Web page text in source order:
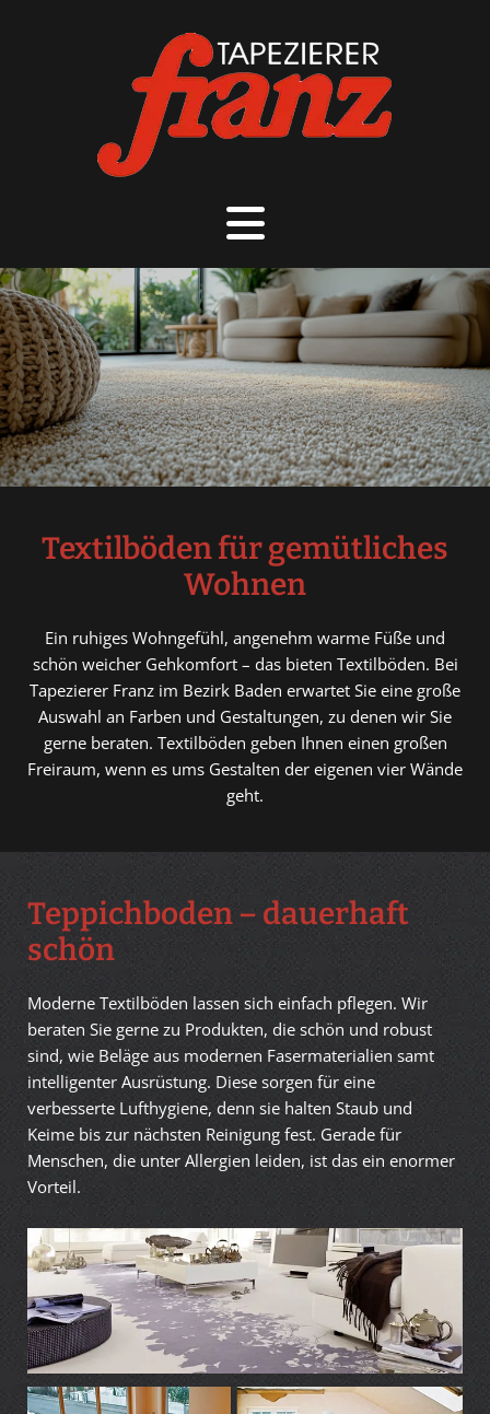
Textilböden für gemütliches
Wohnen
Ein ruhiges Wohngefühl, angenehm warme Füße und
schön weicher Gehkomfort – das bieten Textilböden. Bei
Tapezierer Franz im Bezirk Baden erwartet Sie eine große
Auswahl an Farben und Gestaltungen, zu denen wir Sie
gerne beraten. Textilböden geben Ihnen einen großen
Freiraum, wenn es ums Gestalten der eigenen vier Wände
geht.
Teppichboden – dauerhaft
schön
Moderne Textilböden lassen sich einfach pflegen. Wir
beraten Sie gerne zu Produkten, die schön und robust
sind, wie Beläge aus modernen Fasermaterialien samt
intelligenter Ausrüstung. Diese sorgen für eine
verbesserte Lufthygiene, denn sie halten Staub und
Keime bis zur nächsten Reinigung fest. Gerade für
Menschen, die unter Allergien leiden, ist das ein enormer
Vorteil.